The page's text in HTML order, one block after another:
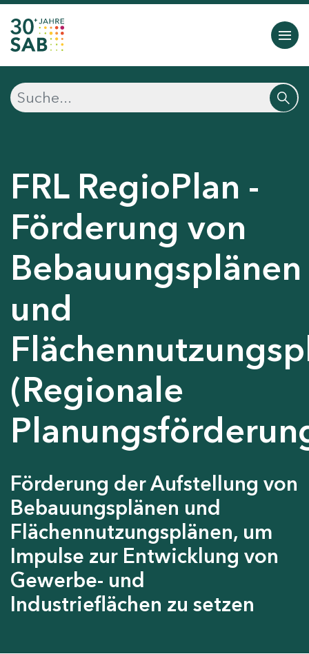
FRL RegioPlan -
Förderung von
Bebauungsplänen
und
(Regionale
Förderung der Aufstellung von
Bebauungsplänen und
Flächennutzungsplänen, um
Impulse zur Entwicklung von
Gewerbe- und
Industrieflächen zu setzen